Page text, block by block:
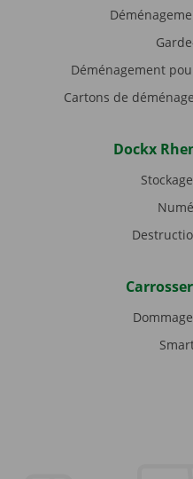
Déménagement
Cartons de
Dockx